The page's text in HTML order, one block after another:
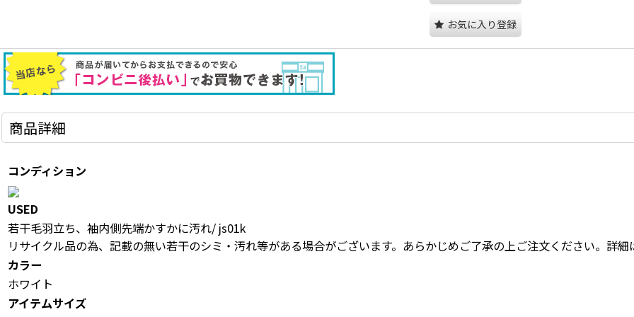
お気に入り登録
商品詳細
コンディション
USED
若干毛羽立ち、袖内側先端かすかに汚れ/ js01k
リサイクル品の為、記載の無い若干のシミ・汚れ等がある場合がございます。あらかじめご了承の上ご注文ください。詳細
カラー
ホワイト
アイテムサイズ